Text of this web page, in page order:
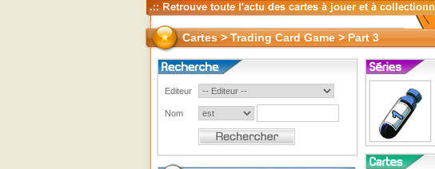
Cartes > Trading Card Game > Part 3
Editeur
Nom